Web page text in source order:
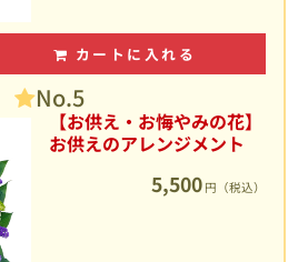
カートに入れる
No.5
【お供え・お悔やみの花】
お供えのアレンジメント
5,500 円（税込）